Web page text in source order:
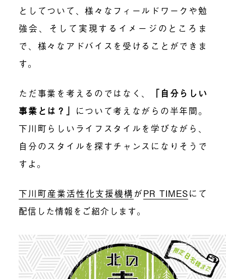
としてついて、様々なフィールドワークや勉
強会、そして実現するイメージのところま
で、様々なアドバイスを受けることができま
す。
ただ事業を考えるのではなく、
「自分らしい
事業とは？」 について考えながらの半年間。
下川町らしいライフスタイルを学びながら、
自分のスタイルを探すチャンスになりそうで
すよ。
下川町産業活性化支援機構 がPR TIMESにて
配信した情報をご紹介します。